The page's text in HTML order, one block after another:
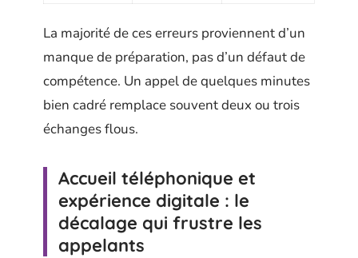
La majorité de ces erreurs proviennent d’un
manque de préparation, pas d’un défaut de
compétence. Un appel de quelques minutes
bien cadré remplace souvent deux ou trois
échanges flous.
Accueil téléphonique et
expérience digitale : le
décalage qui frustre les
appelants